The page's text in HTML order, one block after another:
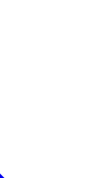
Phenoxyethanol,
Laurate,
Benzoate,
Glycol,